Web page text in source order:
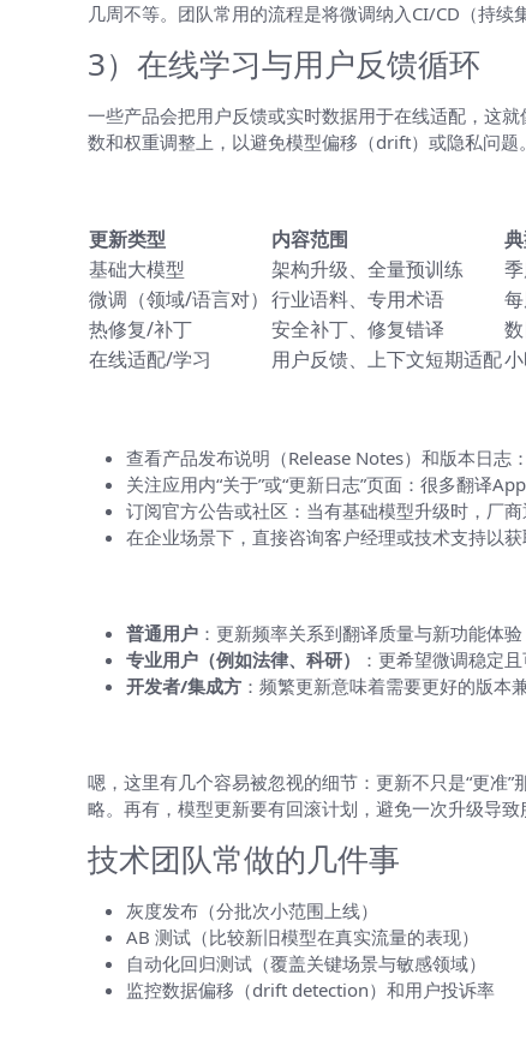
几周不等。团队常用的流程是将微调纳入CI/CD（持续
3）在线学习与用户反馈循环
一些产品会把用户反馈或实时数据用于在线适配，这
数和权重调整上，以避免模型偏移（drift）或隐私问题。
更新类型 内容范围
基础大模型
架构升级、全量预训练
微调（领域/语言对） 行业语料、专用术语
热修复/补丁
安全补丁、修复错译
在线适配/学习
用户反馈、上下文短期适配
查看产品发布说明（Release Notes）和版本日志
关注应用内“关于”或“更新日志”页面：很多翻译
订阅官方公告或社区：当有基础模型升级时，厂商
在企业场景下，直接咨询客户经理或技术支持以获
普通用户：更新频率关系到翻译质量与新功能体验
专业用户（例如法律、科研）
：更希望微调稳定
开发者/集成方：频繁更新意味着需要更好的版本
嗯，这里有几个容易被忽视的细节：更新不只是“更准
略。再有，模型更新要有回滚计划，避免一次升级导致
技术团队常做的几件事
灰度发布（分批次小范围上线）
AB 测试（比较新旧模型在真实流量的表现）
自动化回归测试（覆盖关键场景与敏感领域）
监控数据偏移（drift detection）和用户投诉率